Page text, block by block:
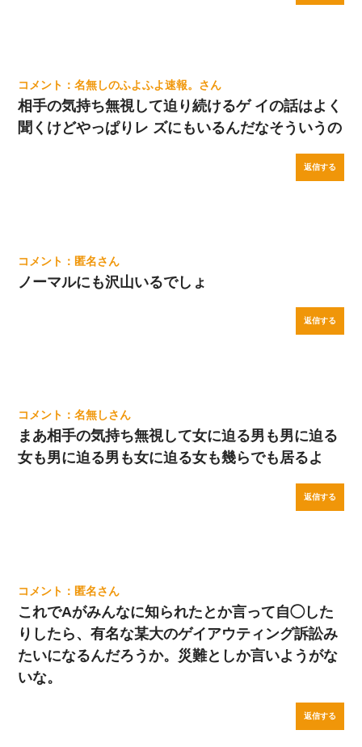
名無しのふよふよ速報。
相手の気持ち無視して迫り続けるゲ イの話はよく
聞くけどやっぱりレ ズにもいるんだなそういうの
返信する
匿名
ノーマルにも沢山いるでしょ
返信する
名無し
まあ相手の気持ち無視して女に迫る男も男に迫る
女も男に迫る男も女に迫る女も幾らでも居るよ
返信する
匿名
これでAがみんなに知られたとか言って自◯した
りしたら、有名な某大のゲイアウティング訴訟み
たいになるんだろうか。災難としか言いようがな
いな。
返信する